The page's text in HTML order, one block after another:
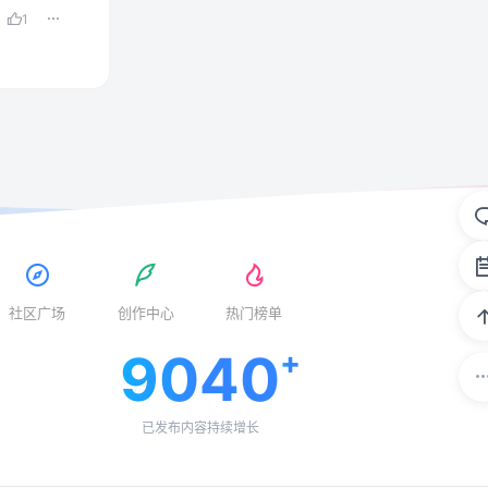
1
社区广场 创作中心 热门榜单
9040
已发布内容持续增长